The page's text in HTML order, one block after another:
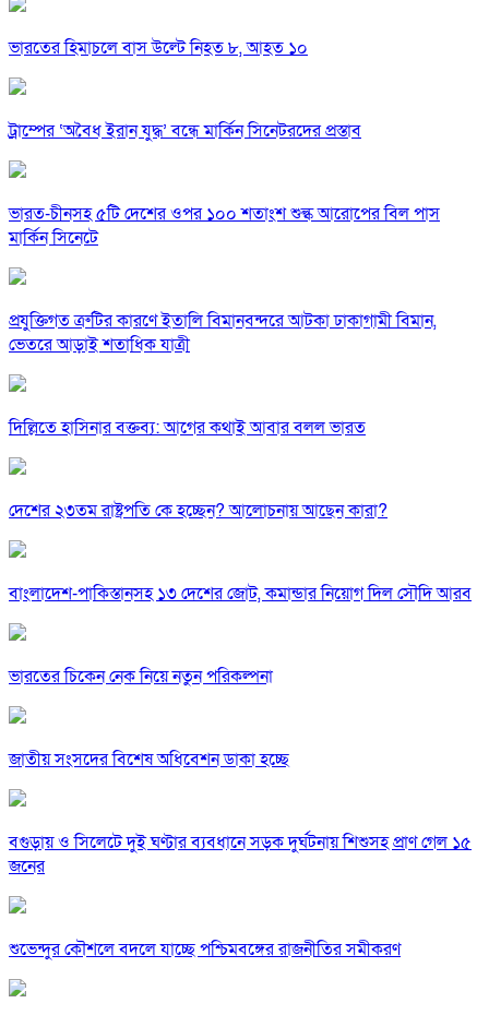
ভারতের হিমাচলে বাস উল্টে নিহত ৮, আহত ১০
ট্রাম্পের ‘অবৈধ ইরান যুদ্ধ’ বন্ধে মার্কিন সিনেটরদের প্রস্তাব
ভারত-চীনসহ ৫টি দেশের ওপর ১০০ শতাংশ শুল্ক আরোপের বিল পাস
মার্কিন সিনেটে
প্রযুক্তিগত ত্রুটির কারণে ইতালি বিমানবন্দরে আটকা ঢাকাগামী বিমান,
ভেতরে আড়াই শতাধিক যাত্রী
দিল্লিতে হাসিনার বক্তব্য: আগের কথাই আবার বলল ভারত
দেশের ২৩তম রাষ্ট্রপতি কে হচ্ছেন? আলোচনায় আছেন কারা?
বাংলাদেশ-পাকিস্তানসহ ১৩ দেশের জোট, কমান্ডার নিয়োগ দিল সৌদি আরব
ভারতের চিকেন নেক নিয়ে নতুন পরিকল্পনা
জাতীয় সংসদের বিশেষ অধিবেশন ডাকা হচ্ছে
বগুড়ায় ও সিলেটে দুই ঘণ্টার ব্যবধানে সড়ক দুর্ঘটনায় শিশুসহ প্রাণ গেল ১৫
জনের
শুভেন্দুর কৌশলে বদলে যাচ্ছে পশ্চিমবঙ্গের রাজনীতির সমীকরণ